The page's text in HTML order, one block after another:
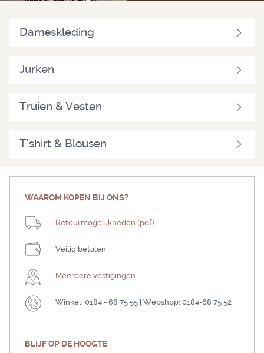
Dameskleding
Jurken
Truien & Vesten
T'shirt & Blousen
WAAROM KOPEN BIJ ONS?
Retourmogelijkheden (pdf)
Veilig betalen
Meerdere vestigingen
Winkel: 0184 - 68 75 55 | Webshop: 0184-68 75 52
BLIJF OP DE HOOGTE